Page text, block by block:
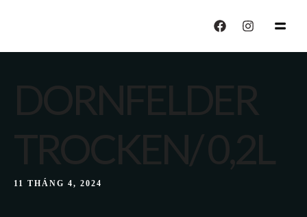
DORNFELDER
TROCKEN/ 0,2L
11 THÁNG 4, 2024